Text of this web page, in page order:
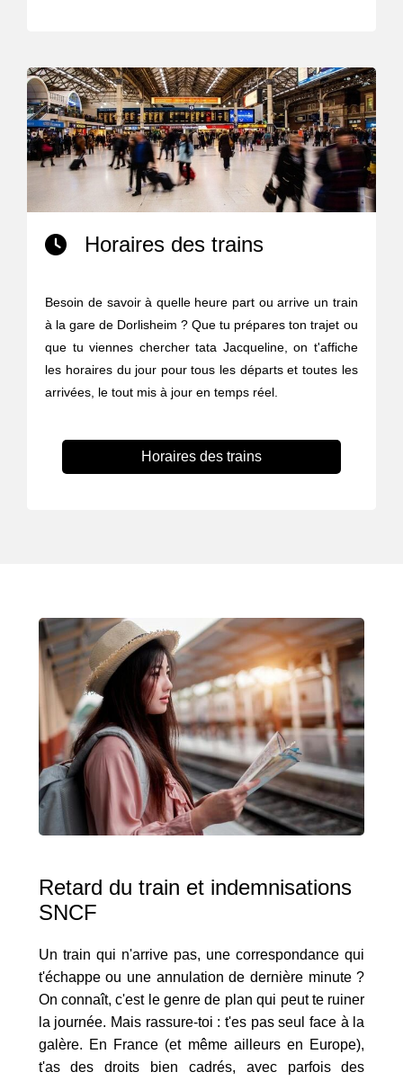
Horaires des trains
Besoin de savoir à quelle heure part ou arrive un train
à la gare de Dorlisheim ? Que tu prépares ton trajet ou
que tu viennes chercher tata Jacqueline, on t'affiche
les horaires du jour pour tous les départs et toutes les
arrivées, le tout mis à jour en temps réel.
Horaires des trains
Retard du train et indemnisations
SNCF
Un train qui n'arrive pas, une correspondance qui
t'échappe ou une annulation de dernière minute ?
On connaît, c'est le genre de plan qui peut te ruiner
la journée. Mais rassure-toi : t'es pas seul face à la
galère. En France (et même ailleurs en Europe),
t'as des droits bien cadrés, avec parfois des